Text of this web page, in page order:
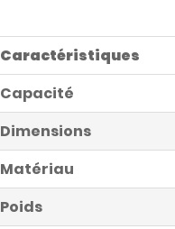
Caractéristiques
Capacité
Dimensions
Matériau
Poids